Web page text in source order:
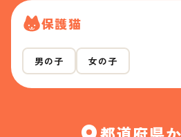
保護猫
男の子 女の子